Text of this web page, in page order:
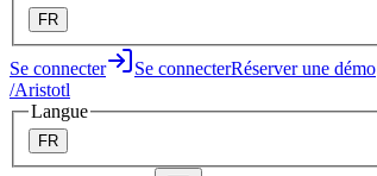
FR
Se connecter Se connecterRéserver une démo
/Aristotl
Langue
FR